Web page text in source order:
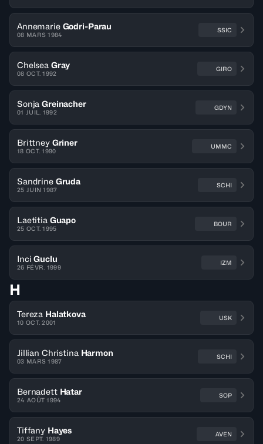
Annemarie Godri-Parau
08 MARS 1984
SSIC
Chelsea Gray
08 OCT. 1992
GIRO
Sonja Greinacher
01 JUIL. 1992
GDYN
Brittney Griner
18 OCT. 1990
UMMC
Sandrine Gruda
25 JUIN 1987
SCHI
Laetitia Guapo
25 OCT. 1995
BOUR
Inci Guclu
26 FÉVR. 1999
IZM
H
Tereza Halatkova
10 OCT. 2001
USK
Jillian Christina Harmon
03 MARS 1987
SCHI
Bernadett Hatar
24 AOÛT 1994
SOP
Tiffany Hayes
20 SEPT. 1989
AVEN